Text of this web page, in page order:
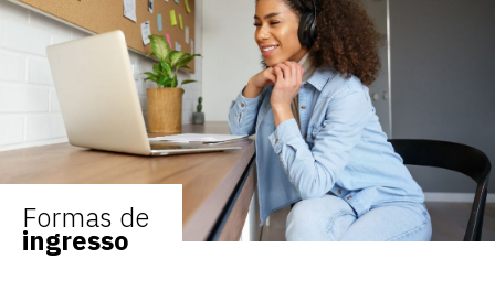
Formas de
ingresso